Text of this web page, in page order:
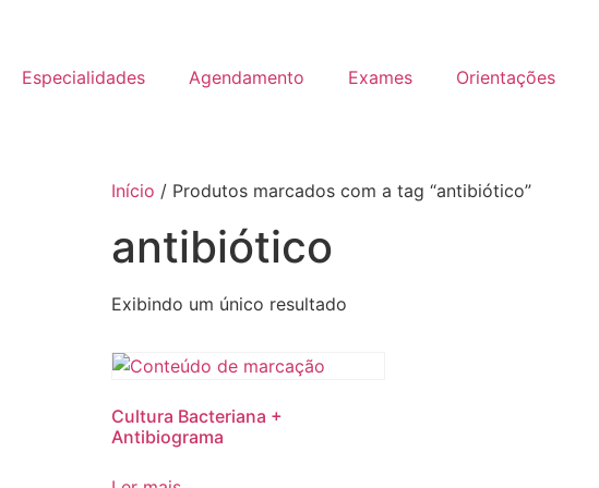
Especialidades Agendamento Exames Orientações
Início / Produtos marcados com a tag “antibiótico”
antibiótico
Exibindo um único resultado
Cultura Bacteriana +
Antibiograma